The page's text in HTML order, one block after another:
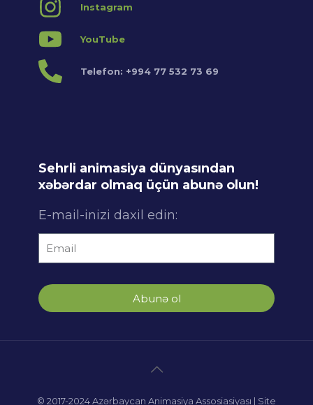
Instagram
YouTube
Telefon: +994 77 532 73 69
Sehrli animasiya dünyasından
xəbərdar olmaq üçün abunə olun!
E-mail-inizi daxil edin:
Abunə ol
© 2017-2024 Azərbaycan Animasiya Assosiasiyası | Site